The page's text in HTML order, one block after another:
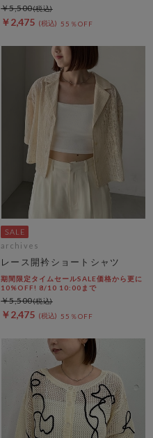
￥2,475 55％OFF
￥5,500
archives
レース開衿ショートシャツ
期間限定タイムセールSALE価格から更に
10%OFF! 8/10 10:00まで
￥2,475 55％OFF
￥5,500